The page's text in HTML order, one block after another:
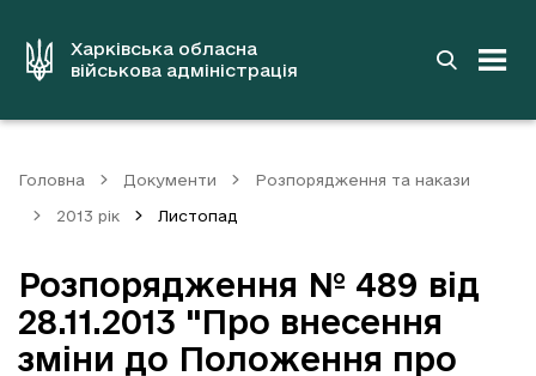
вмістуХарківська обласна
військова адміністрація
Головна Документи Розпорядження та накази
2013 рік Листопад
Розпорядження № 489 від
28.11.2013 "Про внесення
зміни до Положення про